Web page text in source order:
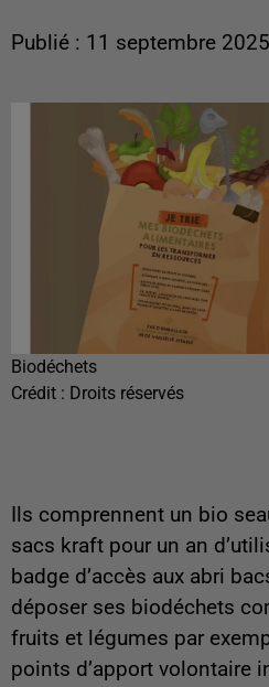
Publié : 11 septembre
Biodéchets
Crédit : Droits réservés
Ils comprennent un bio
sacs kraft pour un an
badge d’accès aux abri
déposer ses biodéchets
fruits et légumes par
points d’apport volontaire